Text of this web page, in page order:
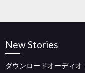
New Stories
ダウンロードオーディ